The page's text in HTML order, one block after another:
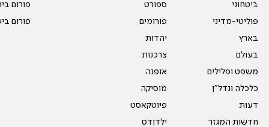
ביטחוני
פוליטי-מדיני
בארץ
בעולם
משפט ופלילים
כלכלה ונדל"ן
דעות
חדשות המגזר
ספורט
פורומים
יהדות
צרכנות
אופנה
מוסיקה
פיוטקאסט
ילדודס
פורום
פורום